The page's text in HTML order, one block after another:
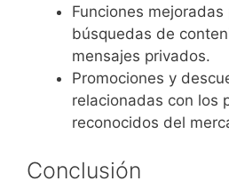
Funciones mejoradas
búsquedas de
mensajes privados.
Promociones y
relacionadas con los
reconocidos del
Conclusión